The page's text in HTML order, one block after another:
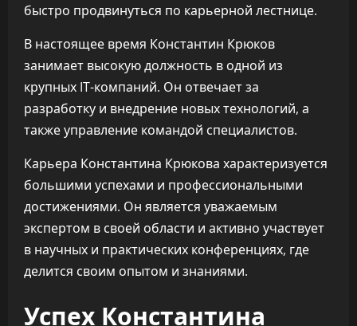
быстро продвинуться по карьерной лестнице.
В настоящее время Константин Крюков
занимает высокую должность в одной из
крупных IT-компаний. Он отвечает за
разработку и внедрение новых технологий, а
также управление командой специалистов.
Карьера Константина Крюкова характеризуется
большими успехами и профессиональными
достижениями. Он является уважаемым
экспертом в своей области и активно участвует
в научных и практических конференциях, где
делится своим опытом и знаниями.
Успех Константина